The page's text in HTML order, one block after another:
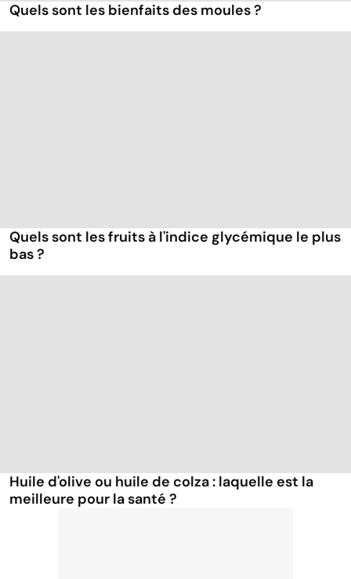
Quels sont les bienfaits des moules ?
Quels sont les fruits à l'indice glycémique le plus
bas ?
Huile d'olive ou huile de colza : laquelle est la
meilleure pour la santé ?